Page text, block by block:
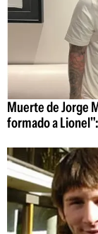
Muerte de Jorge
formado a